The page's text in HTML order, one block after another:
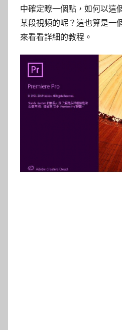
中確定瞭一個點，如何以這
某段視頻的呢？這也算是一
來看看詳細的教程。